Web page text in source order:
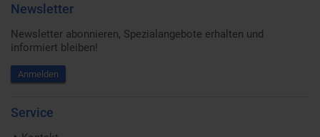
Newsletter
Newsletter abonnieren, Spezialangebote erhalten und
informiert bleiben!
Anmelden
Service